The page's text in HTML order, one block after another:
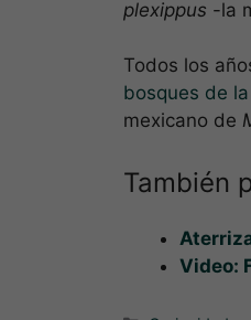
plexippus -la
Todos los
bosques de la
mexicano de
También
Video: